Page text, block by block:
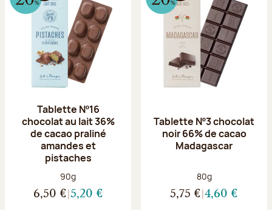
Tablette Nº16
chocolat au lait 36%
de cacao praliné
amandes et
pistaches
Poids net :
90g
6,50 € 5,20 €
Tablette Nº3 chocolat
noir 66% de cacao
Madagascar
Poids net :
80g
5,75 € 4,60 €